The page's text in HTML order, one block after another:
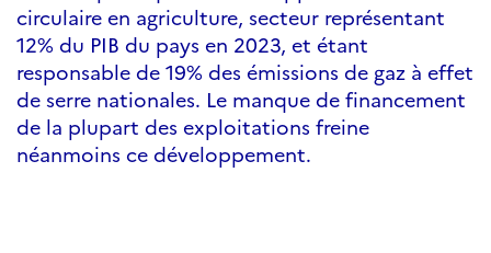
circulaire en agriculture, secteur représentant
12% du PIB du pays en 2023, et étant
responsable de 19% des émissions de gaz à effet
de serre nationales. Le manque de financement
de la plupart des exploitations freine
néanmoins ce développement.